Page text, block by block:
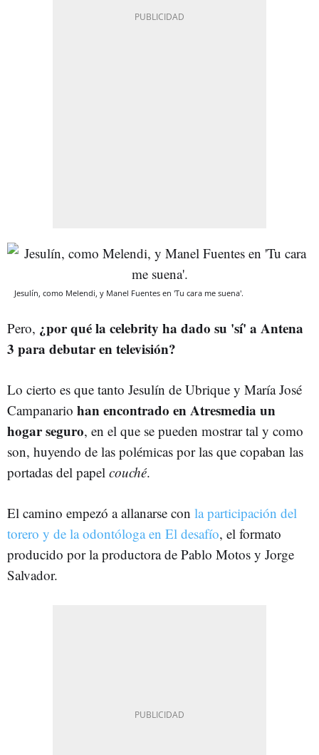
Jesulín, como Melendi, y Manel Fuentes en 'Tu cara me suena'.
Pero, ¿por qué la celebrity ha dado su 'sí' a Antena
3 para debutar en televisión?
Lo cierto es que tanto Jesulín de Ubrique y María José
Campanario han encontrado en Atresmedia un
hogar seguro, en el que se pueden mostrar tal y como
son, huyendo de las polémicas por las que copaban las
portadas del papel couché.
El camino empezó a allanarse con la participación del
torero y de la odontóloga en El desafío, el formato
producido por la productora de Pablo Motos y Jorge
Salvador.